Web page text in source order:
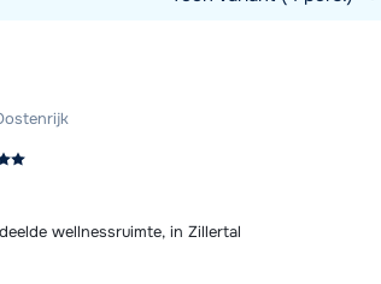
wellnessruimte, in Zillertal